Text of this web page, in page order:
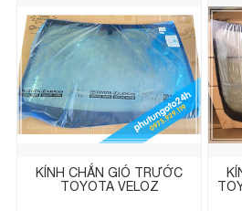
KÍNH CHẮN GIÓ TRƯỚC
TOYOTA VELOZ